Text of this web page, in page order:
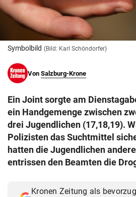
© Krone Multimedia GmbH & Co KG
Muthgasse 2, 1190 Wien
Symbolbild (Bild: Karl Schöndorfer)
Von Salzburg-Krone
Ein Joint sorgte am
ein Handgemenge zwischen
drei Jugendlichen (17,18,19).
Polizisten das Suchtmittel
hatten die Jugendlichen
entrissen den Beamten die
Kronen Zeitung als